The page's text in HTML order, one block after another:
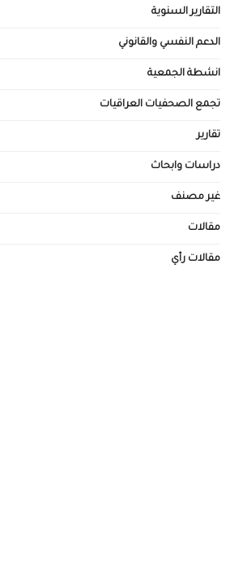
التقارير السنوية
الدعم النفسي والقانوني
انشطة الجمعية
تجمع الصحفيات العراقيات
تقارير
دراسات وابحاث
غير مصنف
مقالات
مقالات رأي